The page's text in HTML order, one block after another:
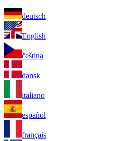
deutsch
English
čeština
dansk
italiano
español
français